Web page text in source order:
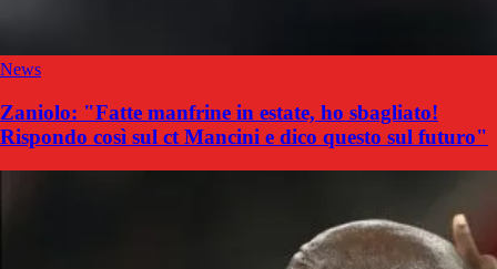
News
Zaniolo: "Fatte manfrine in estate, ho sbagliato!
Rispondo così sul ct Mancini e dico questo sul futuro"